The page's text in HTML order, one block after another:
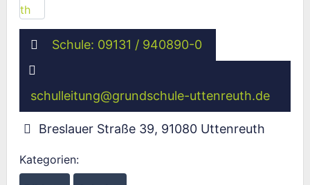
Schule: 09131 / 940890-0
schulleitung@grundschule-uttenreuth.de
Breslauer Straße 39, 91080 Uttenreuth
Kategorien: